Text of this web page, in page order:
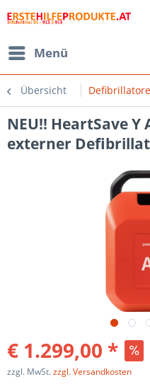
Menü
Übersicht
NEU!! HeartSave
externer
€ 1.299,00 *
zzgl. MwSt.zzgl. Versandkosten